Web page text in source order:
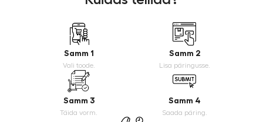
Samm 1
Vali toode.
Samm 2
Lisa päringusse.
Samm 3
Täida vorm.
Samm 4
Saada päring.